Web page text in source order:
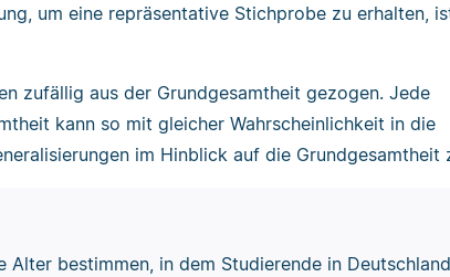
um eine repräsentative Stichprobe zu erhalten,
zufällig aus der Grundgesamtheit gezogen. Jede
kann so mit gleicher Wahrscheinlichkeit in die
im Hinblick auf die Grundgesamtheit
bestimmen, in dem Studierende in